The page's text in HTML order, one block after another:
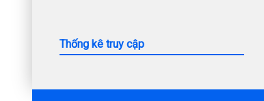
Thống kê truy cập